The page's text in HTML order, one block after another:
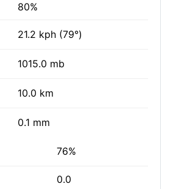
80%
21.2 kph (79°)
1015.0 mb
10.0 km
0.1 mm
76%
0.0